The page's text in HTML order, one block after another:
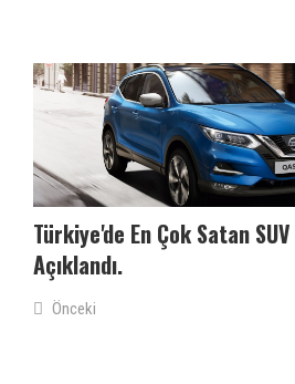
Türkiye'de En Çok Satan
Açıklandı.
Önceki